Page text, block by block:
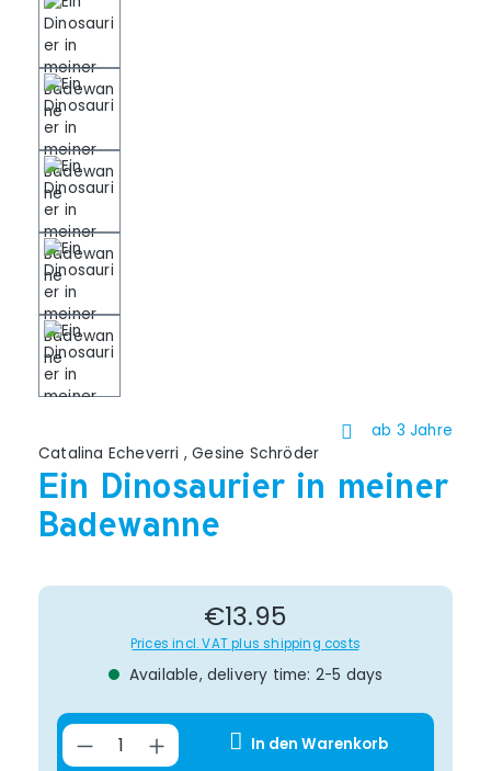
ab 3 Jahre
Catalina Echeverri ,Gesine Schröder
Ein Dinosaurier in meiner
Badewanne
Regular price:
€13.95
Prices incl. VAT plus shipping costs
Available, delivery time: 2-5 days
Product Quantity: Enter the
In den Warenkorb